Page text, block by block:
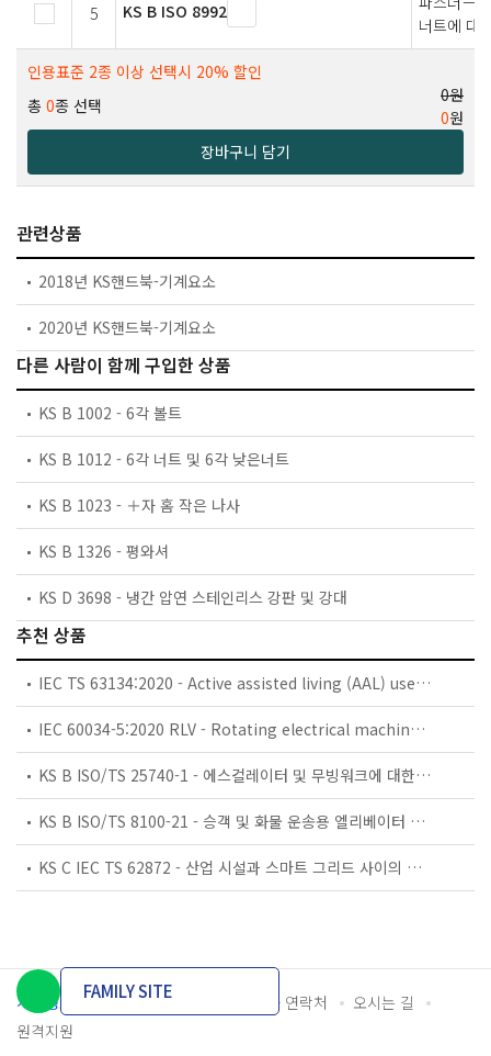
5 KS B ISO 8992
너트에 대
인용표준 2종 이상 선택시 20% 할인
총 0종 선택
0원
0원
장바구니 담기
관련상품
2018년 KS핸드북-기계요소
2020년 KS핸드북-기계요소
다른 사람이 함께 구입한 상품
KS B 1002 - 6각 볼트
KS B 1012 - 6각 너트 및 6각 낮은너트
KS B 1023 - ＋자 홈 작은 나사
KS B 1326 - 평와셔
KS D 3698 - 냉간 압연 스테인리스 강판 및 강대
추천 상품
IEC TS 63134:2020 - Active assisted living (AAL) use cases
IEC 60034-5:2020 RLV - Rotating electrical machines - Part 5: Degrees of protection provided by the integral design of rotating electrical machines (IP code) - Classification
KS B ISO/TS 25740-1 - 에스컬레이터 및 무빙워크에 대한 안전요건 — 제1부: 세계공통 필수 안전요건(GESRs)
KS B ISO/TS 8100-21 - 승객 및 화물 운송용 엘리베이터 —제21부: 세계공통 필수안전요건(GESRs)을 충족하는 세계공통 안전 파라미터(GSPs)
KS C IEC TS 62872 - 산업 시설과 스마트 그리드 사이의 산업 공정 측정, 제어 및 자동화 시스템 인터페이스
개인정보처리방침 이용약관 담당자 연락처
오시는 길
원격지원
FAMILY SITE